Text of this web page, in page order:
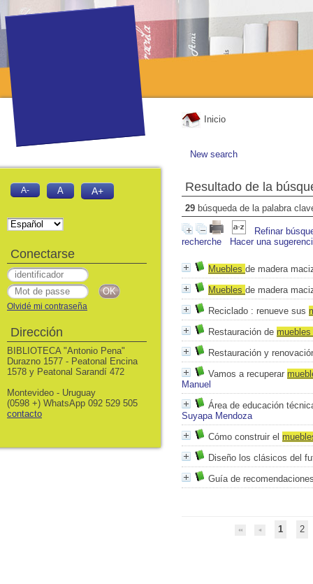
Inicio
New search
Resultado de la
29 búsqueda de la palabra
Refinar
recherche
Hacer una
Muebles de madera
Muebles de madera
Reciclado : renueve sus
Restauración de muebles
Restauración y
Vamos a recuperar
Manuel
Área de educación
Suyapa Mendoza
Cómo construir el mueble
Diseño los clásicos del
Guía de
1 2
A- A A+
Conectarse
Olvidé mi contraseña
Dirección
BIBLIOTECA "Antonio Pena"
Durazno 1577 - Peatonal Encina
1578 y Peatonal Sarandí 472
Montevideo - Uruguay
(0598 +) WhatsApp 092 529 505
contacto